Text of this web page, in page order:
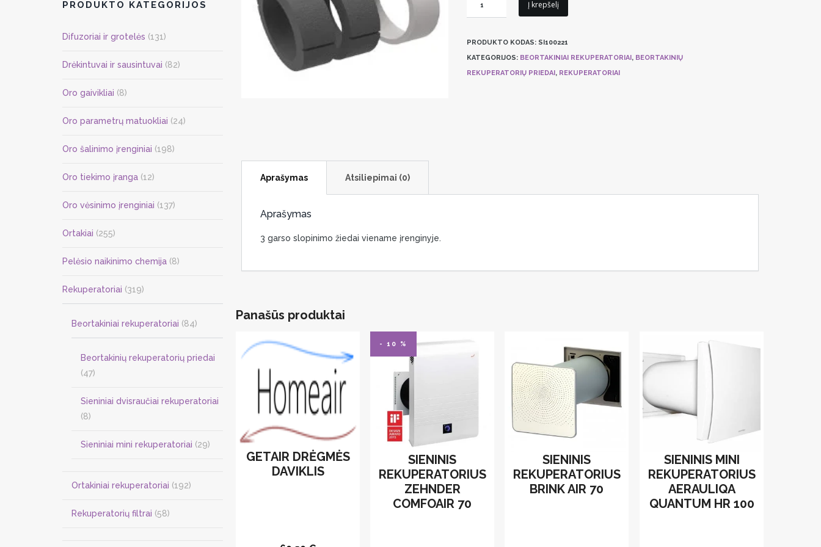
kiekis:
izoliacijos
komplektas
GetAir
Į krepšelį
PRODUKTO KODAS: SI100221
KATEGORIJOS: BEORTAKINIAI REKUPERATORIAI, BEORTAKINIŲ
REKUPERATORIŲ PRIEDAI, REKUPERATORIAI
Aprašymas Atsiliepimai (0)
Aprašymas
3 garso slopinimo žiedai viename įrenginyje.
Panašūs produktai
GETAIR DRĖGMĖS
DAVIKLIS
- 10 %
SIENINIS
REKUPERATORIUS
ZEHNDER
COMFOAIR 70
SIENINIS
REKUPERATORIUS
BRINK AIR 70
SIENINIS MINI
REKUPERATORIUS
AERAULIQA
QUANTUM HR 100
PRODUKTO KATEGORIJOS
Difuzoriai ir grotelės (131)
Drėkintuvai ir sausintuvai (82)
Oro gaivikliai (8)
Oro parametrų matuokliai (24)
Oro šalinimo įrenginiai (198)
Oro tiekimo įranga (12)
Oro vėsinimo įrenginiai (137)
Ortakiai (255)
Pelėsio naikinimo chemija (8)
Rekuperatoriai (319)
Beortakiniai rekuperatoriai (84)
Beortakinių rekuperatorių priedai
(47)
Sieniniai dvisraučiai rekuperatoriai
(8)
Sieniniai mini rekuperatoriai (29)
Ortakiniai rekuperatoriai (192)
Rekuperatorių filtrai (58)